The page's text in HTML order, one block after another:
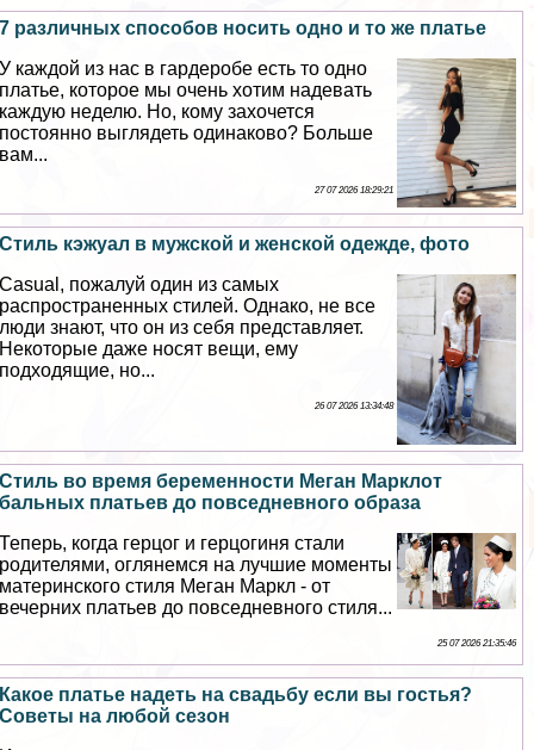
7 различных способов носить одно и то же платье
У каждой из нас в гардеробе есть то одно
платье, которое мы очень хотим надевать
каждую неделю. Но, кому захочется
постоянно выглядеть одинаково? Больше
вам...
27 07 2026 18:29:21
Стиль кэжуал в мужской и женской одежде, фото
Casual, пожалуй один из самых
распространенных стилей. Однако, не все
люди знают, что он из себя представляет.
Некоторые даже носят вещи, ему
подходящие, но...
26 07 2026 13:34:48
Стиль во время беременности Меган Марклот
бальных платьев до повседневного образа
Теперь, когда герцог и герцогиня стали
родителями, оглянемся на лучшие моменты
материнского стиля Меган Маркл - от
вечерних платьев до повседневного стиля...
25 07 2026 21:35:46
Какое платье надеть на свадьбу если вы гостья?
Советы на любой сезон